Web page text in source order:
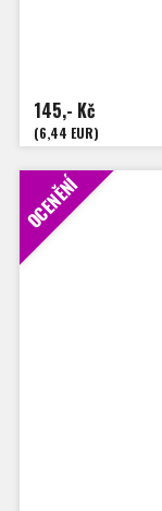
145,- Kč
(6,44 EUR)
OCENĚNÍ